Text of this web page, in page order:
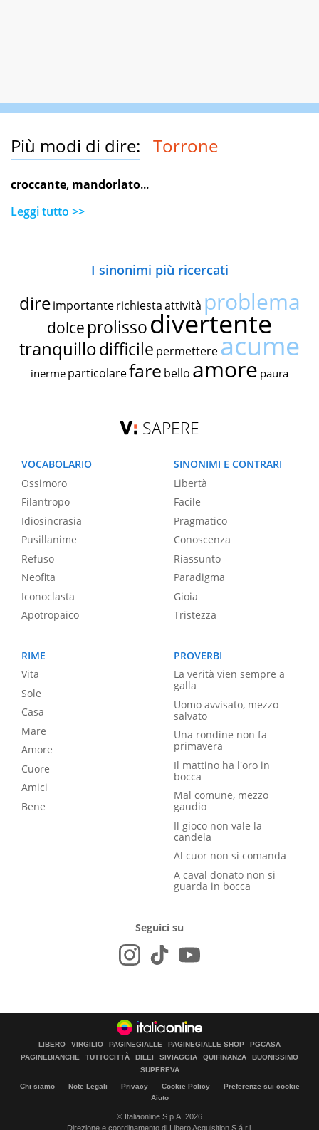
Più modi di dire: Torrone
croccante, mandorlato...
Leggi tutto >>
I sinonimi più ricercati
dire importante richiestaattività problema
dolce prolissodivertente
tranquillodifficile permettereacume
inerme particolarefare bello amore paura
SAPERE
VOCABOLARIO
Ossimoro
Filantropo
Idiosincrasia
Pusillanime
Refuso
Neofita
Iconoclasta
Apotropaico
SINONIMI E CONTRARI
Libertà
Facile
Pragmatico
Conoscenza
Riassunto
Paradigma
Gioia
Tristezza
RIME
Vita
Sole
Casa
Mare
Amore
Cuore
Amici
Bene
PROVERBI
La verità vien sempre a
galla
Uomo avvisato, mezzo
salvato
Una rondine non fa
primavera
Il mattino ha l'oro in
bocca
Mal comune, mezzo
gaudio
Il gioco non vale la
candela
Al cuor non si comanda
A caval donato non si
guarda in bocca
Seguici su
LIBERO VIRGILIO PAGINEGIALLE PAGINEGIALLE SHOP
PGCASA
PAGINEBIANCHE
TUTTOCITTÀ DILEI SIVIAGGIA QUIFINANZA
BUONISSIMO
SUPEREVA
Chi siamo Note Legali Privacy Cookie Policy
Preferenze sui cookie
Aiuto
© Italiaonline S.p.A. 2026
Direzione e coordinamento di Libero Acquisition S.á r.l.